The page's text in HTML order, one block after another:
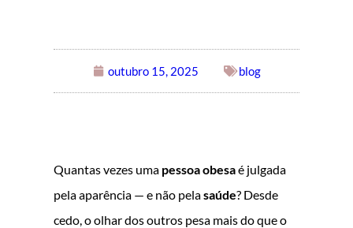
outubro 15, 2025 blog
Quantas vezes uma pessoa obesaé julgada
pela aparência — e não pelasaúde? Desde
cedo, o olhar dos outros pesa mais do que o